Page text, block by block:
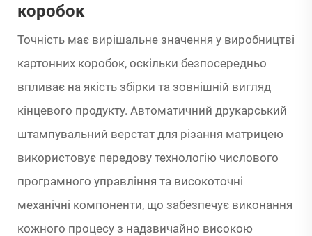
коробок
Точність має вирішальне значення у виробництві
картонних коробок, оскільки безпосередньо
впливає на якість збірки та зовнішній вигляд
кінцевого продукту. Автоматичний друкарський
штампувальний верстат для різання матрицею
використовує передову технологію числового
програмного управління та високоточні
механічні компоненти, що забезпечує виконання
кожного процесу з надзвичайно високою